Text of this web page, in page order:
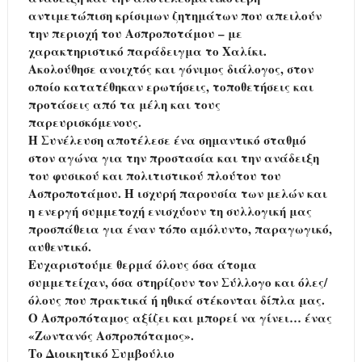
αντιμετώπιση κρίσιμων ζητημάτων που απειλούν
την περιοχή του Ασπροποτάμου – με
χαρακτηριστικό παράδειγμα το Χαλίκι.
Ακολούθησε ανοιχτός και γόνιμος διάλογος, στον
οποίο κατατέθηκαν ερωτήσεις, τοποθετήσεις και
προτάσεις από τα μέλη και τους
παρευρισκόμενους.
Η Συνέλευση αποτέλεσε ένα σημαντικό σταθμό
στον αγώνα για την προστασία και την ανάδειξη
του φυσικού και πολιτιστικού πλούτου του
Ασπροποτάμου. Η ισχυρή παρουσία των μελών και
η ενεργή συμμετοχή ενισχύουν τη συλλογική μας
προσπάθεια για έναν τόπο αμόλυντο, παραγωγικό,
αυθεντικό.
Ευχαριστούμε θερμά όλους όσα άτομα
συμμετείχαν, όσα στηρίζουν τον Σύλλογο και όλες/
όλους που πρακτικά ή ηθικά στέκονται δίπλα μας.
Ο Ασπροπόταμος αξίζει και μπορεί να γίνει… ένας
«Ζωντανός Ασπροπόταμος».
Το Διοικητικό Συμβούλιο